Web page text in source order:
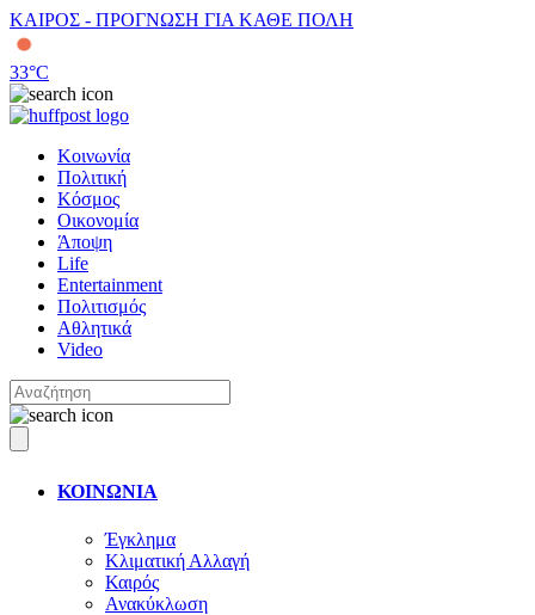
ΚΑΙΡΟΣ - ΠΡΟΓΝΩΣΗ ΓΙΑ ΚΑΘΕ ΠΟΛΗ
33°C
Κοινωνία
Πολιτική
Κόσμος
Οικονομία
Άποψη
Life
Entertainment
Πολιτισμός
Αθλητικά
Video
ΚΟΙΝΩΝΙΑ
Έγκλημα
Κλιματική Αλλαγή
Καιρός
Ανακύκλωση